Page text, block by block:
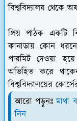
বিশ্ববিদ্যালয় থেকে
প্রিয় পাঠক একটি
কানাডায় কোন
পারমিট দেওয়া
অভিহিত করে
বিশ্ববিদ্যালয়ের
আরো পড়ুনঃমাথা
নিন